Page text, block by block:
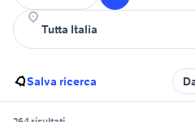
Salva ricerca